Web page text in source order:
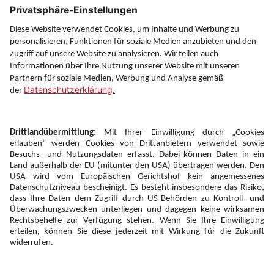
Service
Information
Folgen Sie uns auf
Newsletter:
Anmelden